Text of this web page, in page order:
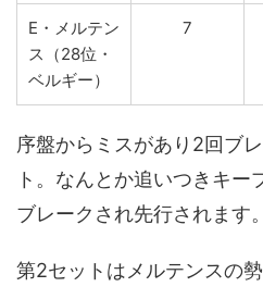
E・メルテン
ス（28位・
ベルギー）
7
序盤からミスがあり2回ブ
ト。なんとか追いつきキー
ブレークされ先行されます。
第2セットはメルテンスの